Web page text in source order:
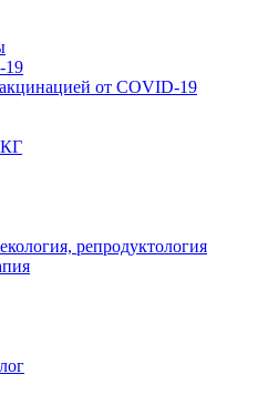
19
от COVID-19
репродуктология